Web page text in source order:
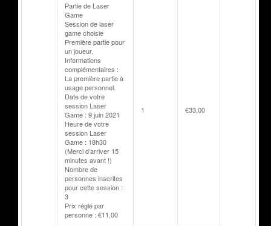
Partie de Laser
Game
Session de laser
game choisie
Première partie pour
un joueur.
Informations
complémentaires :
La première partie à
usage personnel.
Date de votre
session Laser
Game : 9 juin 2021
Heure de votre
session Laser
Game : 18h30
(Merci d’arriver 15
minutes avant !)
Nombre de
personnes inscrites
pour cette session :
3
Prix réglé par
personne : €11,00
1 €33,00